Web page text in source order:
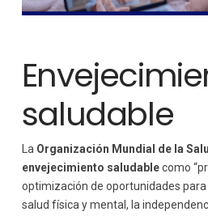
saludable
La Organización Mundial de la
envejecimiento saludablecomo
optimización de oportunidades
salud física y mental, la